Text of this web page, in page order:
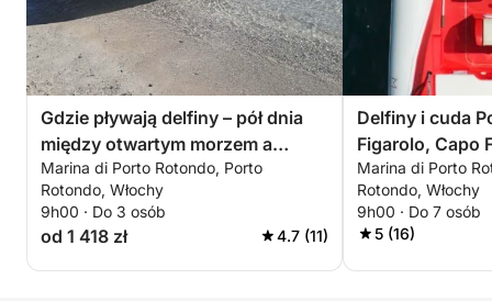
Gdzie pływają delfiny – pół dnia
między otwartym morzem a
cudem
Marina di Porto Rotondo, Porto
Rotondo, Włochy
9h00 · Do 3 osób
od 1 418 zł 4.7 (11)
Delfiny i cuda
Figarolo, Capo
Moresca
Marina di Porto
Rotondo, Włochy
9h00 · Do 7 osób
5 (16)